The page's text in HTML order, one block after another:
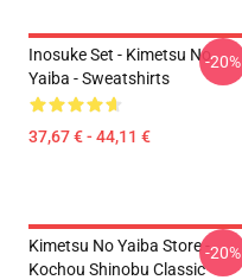
Inosuke Set - Kimetsu No
Yaiba - Sweatshirts
37,67 € - 44,11 €
-20%
Kimetsu No Yaiba Store -
Kochou Shinobu Classic
-20%